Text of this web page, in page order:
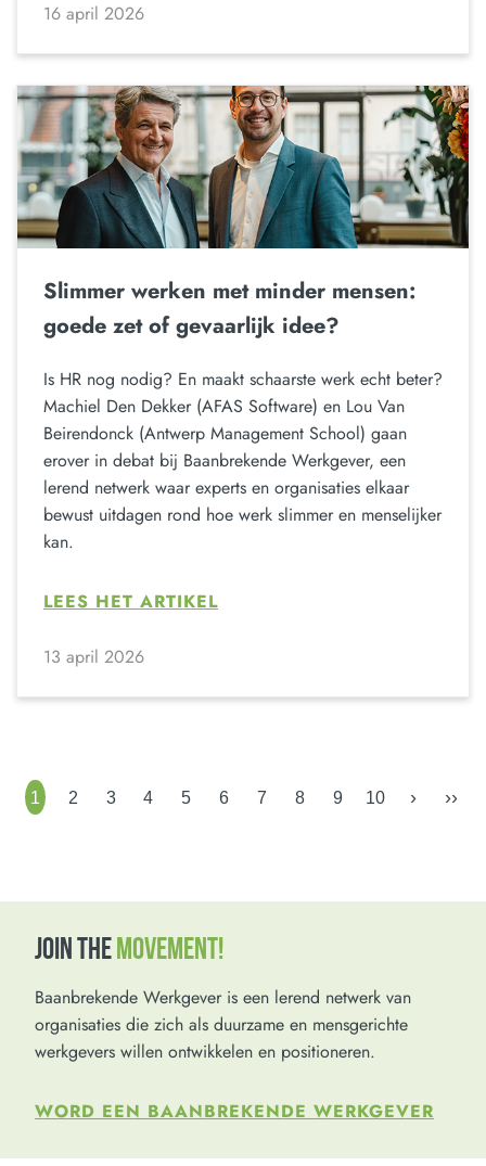
16 april 2026
Slimmer werken met minder mensen:
goede zet of gevaarlijk idee?
Is HR nog nodig? En maakt schaarste werk echt beter?
Machiel Den Dekker (AFAS Software) en Lou Van
Beirendonck (Antwerp Management School) gaan
erover in debat bij Baanbrekende Werkgever, een
lerend netwerk waar experts en organisaties elkaar
bewust uitdagen rond hoe werk slimmer en menselijker
kan.
LEES HET ARTIKEL
13 april 2026
1 2 3 4 5 6 7 8 9 10 › ››
JOIN THEMOVEMENT!
Baanbrekende Werkgever is een lerend netwerk van
organisaties die zich als duurzame en mensgerichte
werkgevers willen ontwikkelen en positioneren.
WORD EEN BAANBREKENDE WERKGEVER